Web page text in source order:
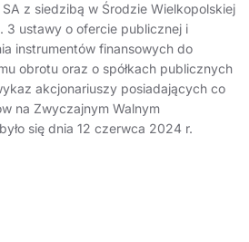
z siedzibą w Środzie Wielkopolskiej
3 ustawy o ofercie publicznej i
instrumentów finansowych do
obrotu oraz o spółkach publicznych
akcjonariuszy posiadających co
na Zwyczajnym Walnym
się dnia 12 czerwca 2024 r.